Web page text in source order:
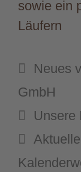
Neues
GmbH
Unsere